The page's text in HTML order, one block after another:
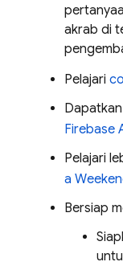
akrab di
Pelajari
Firebase
Pelajari
a
Bersiap